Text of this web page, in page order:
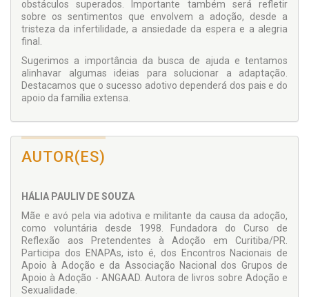
obstáculos superados. Importante também será refletir
sobre os sentimentos que envolvem a adoção, desde a
tristeza da infertilidade, a ansiedade da espera e a alegria
final.
Sugerimos a importância da busca de ajuda e tentamos
alinhavar algumas ideias para solucionar a adaptação.
Destacamos que o sucesso adotivo dependerá dos pais e do
apoio da família extensa.
AUTOR(ES)
HÁLIA PAULIV DE SOUZA
Mãe e avó pela via adotiva e militante da causa da adoção,
como voluntária desde 1998. Fundadora do Curso de
Reflexão aos Pretendentes à Adoção em Curitiba/PR.
Participa dos ENAPAs, isto é, dos Encontros Nacionais de
Apoio à Adoção e da Associação Nacional dos Grupos de
Apoio à Adoção - ANGAAD. Autora de livros sobre Adoção e
Sexualidade.